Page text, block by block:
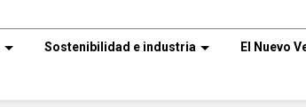
Sostenibilidad e industria El Nuevo